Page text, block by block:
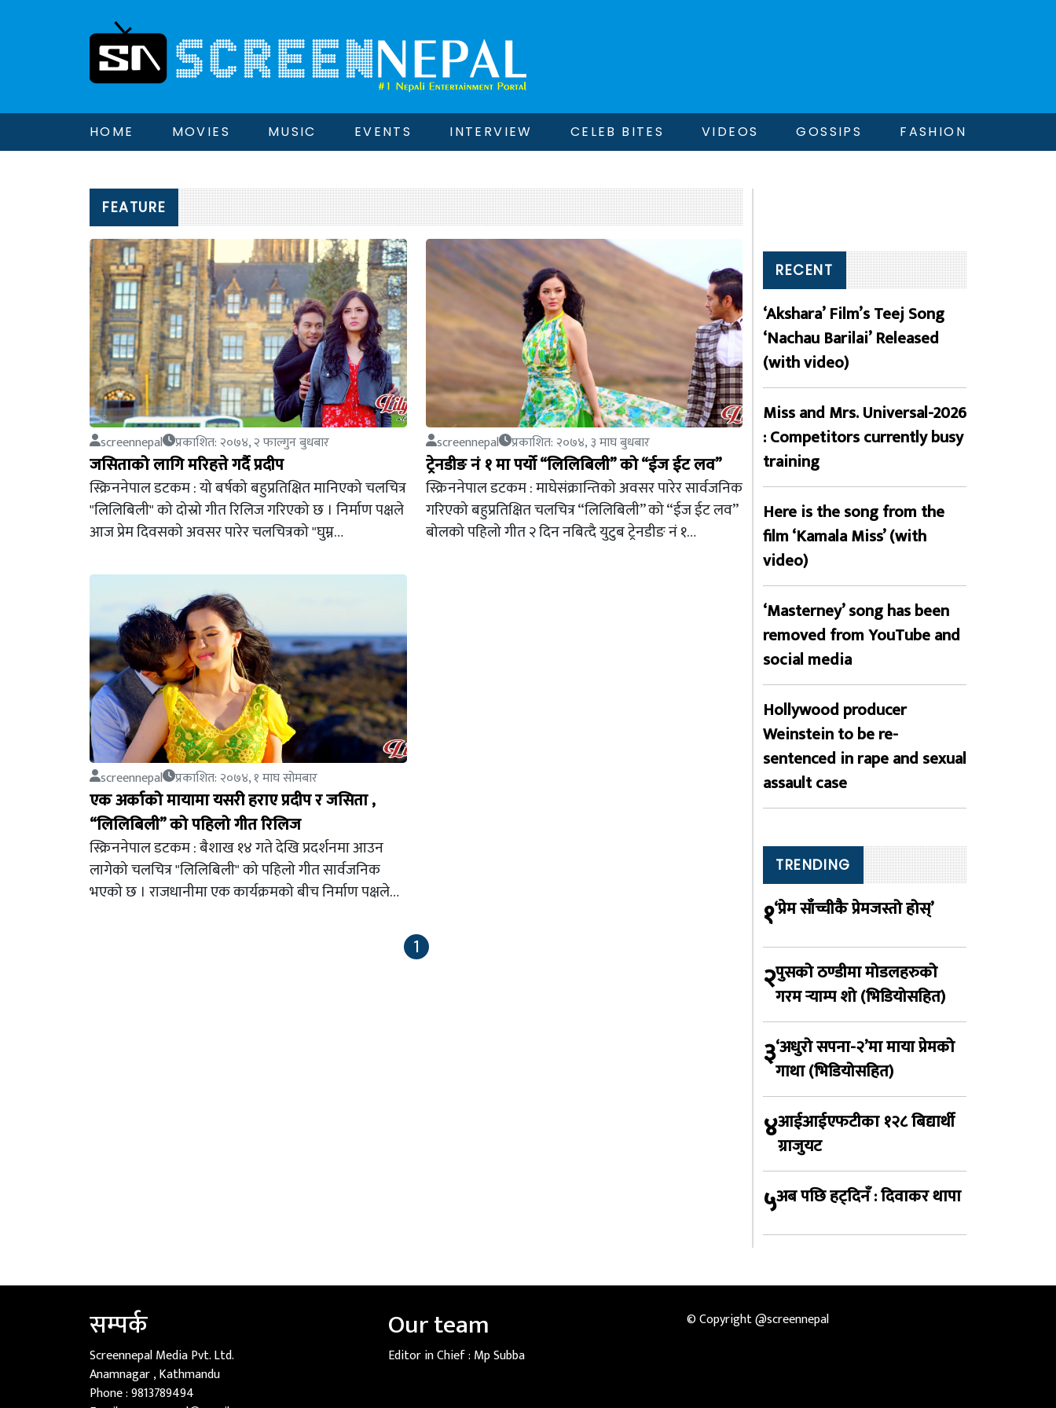
HOME MOVIES MUSIC EVENTS INTERVIEW CELEB BITES VIDEOS GOSSIPS FASHION
FEATURE
screennepal प्रकाशित: २०७४, २ फाल्गुन बुधबार
जसिताको लागि मरिहत्ते गर्दै प्रदीप
स्क्रिननेपाल डटकम : यो बर्षको बहुप्रतिक्षित मानिएको चलचित्र
"लिलिबिली" को दोस्रो गीत रिलिज गरिएको छ । निर्माण पक्षले
आज प्रेम दिवसको अवसर पारेर चलचित्रको "घुम्न…
screennepal प्रकाशित: २०७४, ३ माघ बुधबार
ट्रेनडीङ नं १ मा पर्यो “लिलिबिली” को “ईज ईट लव”
स्क्रिननेपाल डटकम : माघेसंक्रान्तिको अवसर पारेर सार्वजनिक
गरिएको बहुप्रतिक्षित चलचित्र “लिलिबिली” को “ईज ईट लव”
बोलको पहिलो गीत २ दिन नबित्दै युटुब ट्रेनडीङ नं १…
screennepal प्रकाशित: २०७४, १ माघ सोमबार
एक अर्काको मायामा यसरी हराए प्रदीप र जसिता ,
“लिलिबिली” को पहिलो गीत रिलिज
स्क्रिननेपाल डटकम : बैशाख १४ गते देखि प्रदर्शनमा आउन
लागेको चलचित्र "लिलिबिली" को पहिलो गीत सार्वजनिक
भएको छ । राजधानीमा एक कार्यक्रमको बीच निर्माण पक्षले…
1
RECENT
‘Akshara’ Film’s Teej Song
‘Nachau Barilai’ Released
(with video)
Miss and Mrs. Universal-2026
: Competitors currently busy
training
Here is the song from the
film ‘Kamala Miss’ (with
video)
‘Masterney’ song has been
removed from YouTube and
social media
Hollywood producer
Weinstein to be re-
sentenced in rape and sexual
assault case
TRENDING
१‘प्रेम साँच्चीकै प्रेमजस्तो होस्’
२पुसको ठण्डीमा मोडलहरुको
गरम र्‍याम्प शो (भिडियोसहित)
३‘अधुरो सपना-२’मा माया प्रेमको
गाथा (भिडियोसहित)
४आईआईएफटीका १२८ बिद्यार्थी
ग्राजुयट
५अब पछि हट्दिनँ : दिवाकर थापा
सम्पर्क
Screennepal Media Pvt. Ltd.
Anamnagar , Kathmandu
Phone :9813789494
Our team
Editor in Chief : Mp Subba
© Copyright @screennepal